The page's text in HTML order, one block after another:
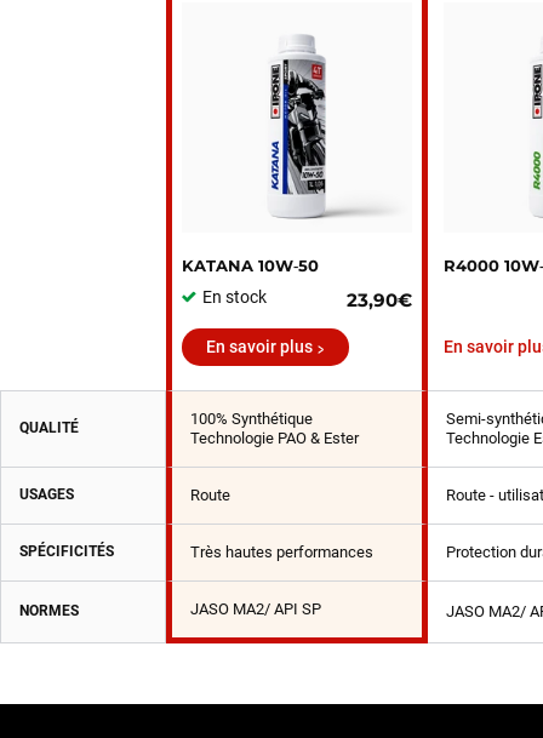
BE
KATANA 10W‑50
En stock
23,90€
R4000
En savoir plus En savoir
QUALITÉ
100% Synthétique
Technologie PAO & Ester
Semi-
Technologie
USAGES Route Route -
SPÉCIFICITÉS Très hautes performances Protection
NORMES JASO MA2/ API SP JASO MA2/